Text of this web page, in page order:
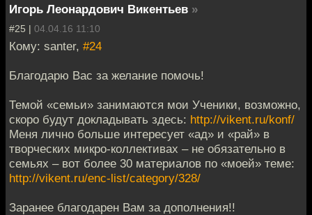
Игорь Леонардович Викентьев »
#25 | 04.04.16 11:10
Кому: santer, #24
Благодарю Вас за желание помочь!
Темой «семьи» занимаются мои Ученики, возможно,
скоро будут докладывать здесь: http://vikent.ru/konf/
Меня лично больше интересует «ад» и «рай» в
творческих микро-коллективах – не обязательно в
семьях – вот более 30 материалов по «моей» теме:
http://vikent.ru/enc-list/category/328/
Заранее благодарен Вам за дополнения!!